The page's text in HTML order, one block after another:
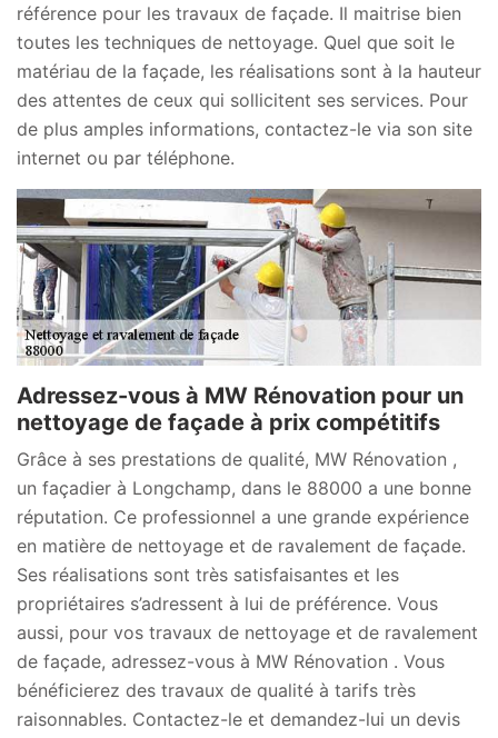
référence pour les travaux de façade. Il maitrise bien
toutes les techniques de nettoyage. Quel que soit le
matériau de la façade, les réalisations sont à la hauteur
des attentes de ceux qui sollicitent ses services. Pour
de plus amples informations, contactez-le via son site
internet ou par téléphone.
Adressez-vous à MW Rénovation pour un
nettoyage de façade à prix compétitifs
Grâce à ses prestations de qualité, MW Rénovation ,
un façadier à Longchamp, dans le 88000 a une bonne
réputation. Ce professionnel a une grande expérience
en matière de nettoyage et de ravalement de façade.
Ses réalisations sont très satisfaisantes et les
propriétaires s’adressent à lui de préférence. Vous
aussi, pour vos travaux de nettoyage et de ravalement
de façade, adressez-vous à MW Rénovation . Vous
bénéficierez des travaux de qualité à tarifs très
raisonnables. Contactez-le et demandez-lui un devis